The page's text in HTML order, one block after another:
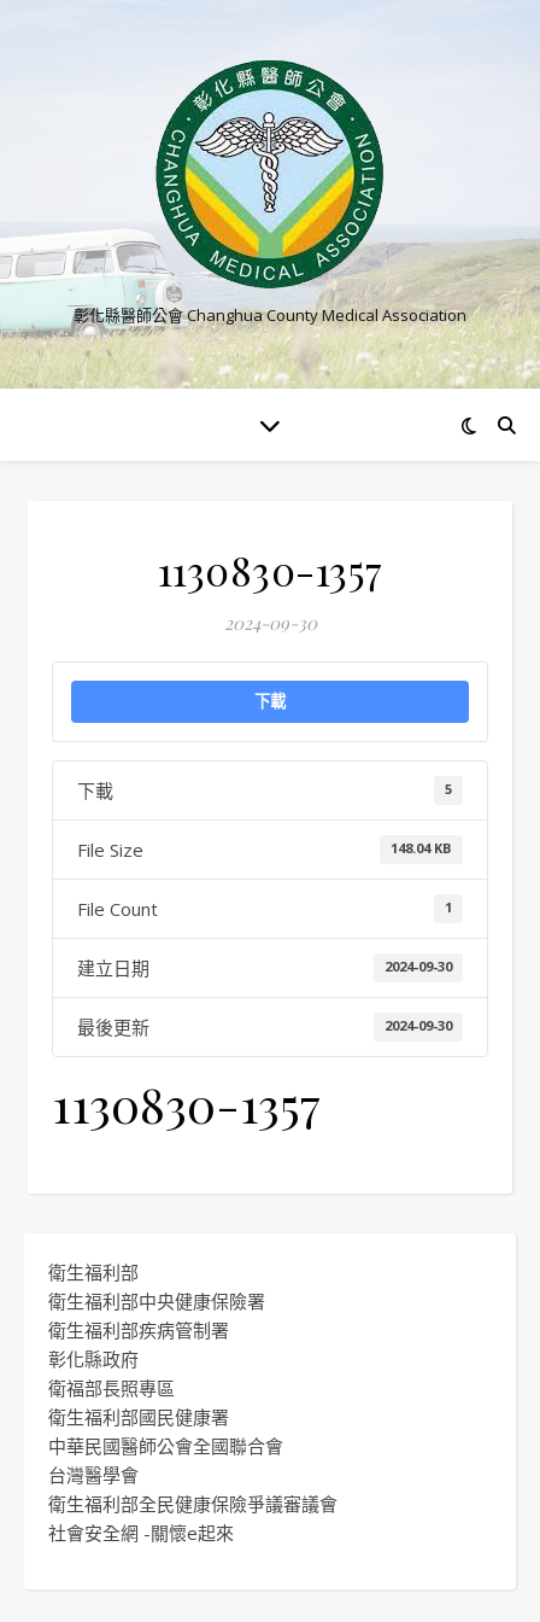
彰化縣醫師公會 Changhua County Medical Association
1130830-1357
2024-09-30
下載
下載 5
File Size 148.04 KB
File Count 1
建立日期 2024-09-30
最後更新 2024-09-30
1130830-1357
衛生福利部
衛生福利部中央健康保險署
衛生福利部疾病管制署
彰化縣政府
衛福部長照專區
衛生福利部國民健康署
中華民國醫師公會全國聯合會
台灣醫學會
衛生福利部全民健康保險爭議審議會
社會安全網 -關懷e起來